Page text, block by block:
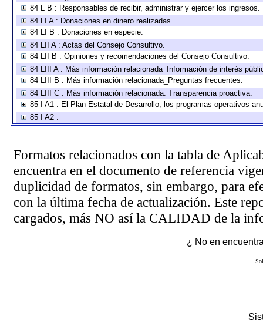
84 L B : Responsables de recibir, administrar y ejercer los ingresos.
84 LI A : Donaciones en dinero realizadas.
84 LI B : Donaciones en especie.
84 LII A : Actas del Consejo Consultivo.
84 LII B : Opiniones y recomendaciones del Consejo Consultivo.
84 LIII A : Más información relacionada_Información de interés
84 LIII B : Más información relacionada_Preguntas frecuentes.
84 LIII C : Más información relacionada. Transparencia proactiva.
85 I A1 : El Plan Estatal de Desarrollo, los programas operativos
85 I A2 :
Formatos relacionados con la tabla de
encuentra en el documento de referencia
duplicidad de formatos, sin embargo, para
con la última fecha de actualización. Este
cargados, más NO así la CALIDAD de la
¿ No en